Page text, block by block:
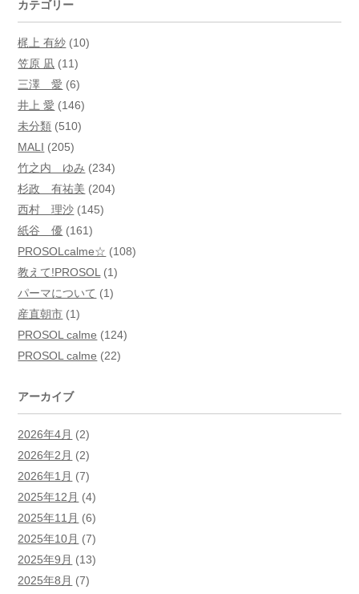
カテゴリー
梶上 有紗 (10)
笠原 凪 (11)
三澤 愛 (6)
井上 愛 (146)
未分類 (510)
MALI (205)
竹之内 ゆみ (234)
杉政 有祐美 (204)
西村 理沙 (145)
紙谷 優 (161)
PROSOLcalme☆ (108)
教えて!PROSOL (1)
パーマについて (1)
産直朝市 (1)
PROSOL calme (124)
PROSOL calme (22)
アーカイブ
2026年4月 (2)
2026年2月 (2)
2026年1月 (7)
2025年12月 (4)
2025年11月 (6)
2025年10月 (7)
2025年9月 (13)
2025年8月 (7)